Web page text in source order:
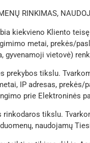
RINKIMAS,
kiekvieno Kliento
metai, prekės/
gyvenamoji vietovė)
prekybos tikslu.
IP adresas, prekės/
prie Elektroninės
rinkodaros tikslu.
naudojamų